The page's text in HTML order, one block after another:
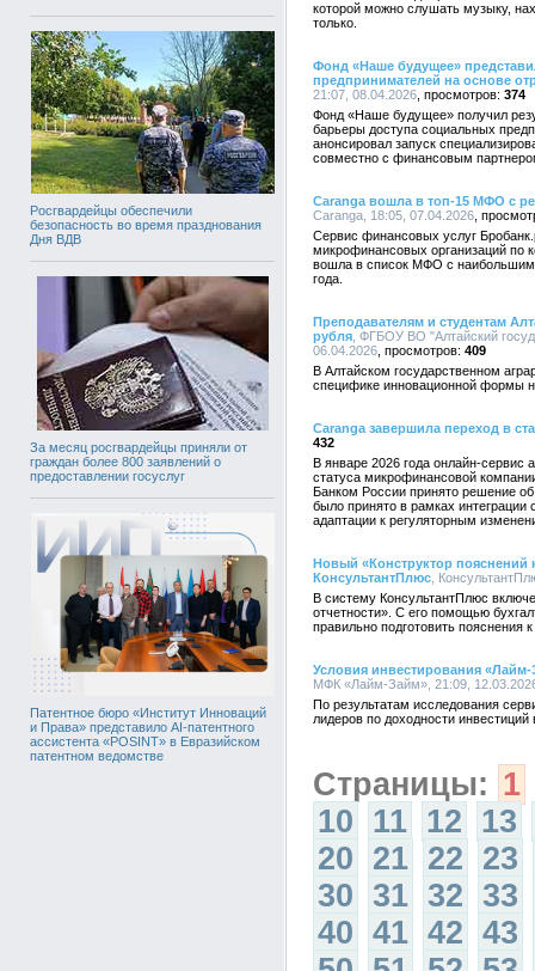
Росгвардейцы обеспечили
безопасность во время празднования
Дня ВДВ
За месяц росгвардейцы приняли от
граждан более 800 заявлений о
предоставлении госуслуг
Патентное бюро «Институт Инноваций
и Права» представило AI-патентного
ассистента «POSINT» в Евразийском
патентном ведомстве
которой можно слушать музыку,
только.
Фонд «Наше будущее»
предпринимателей на основе
21:07, 08.04.2026
374
Фонд «Наше будущее» получил
барьеры доступа социальных
анонсировал запуск
совместно с финансовым
Caranga вошла в топ-15 МФО с
Caranga, 18:05, 07.04.2026
Сервис финансовых услуг
микрофинансовых организаций по
вошла в список МФО с наибольшим
года.
Преподавателям и студентам
рубля , ФГБОУ ВО "Алтайский
06.04.2026
409
В Алтайском государственном
специфике инновационной формы
Caranga завершила переход в
432
В январе 2026 года онлайн-сервис
статуса микрофинансовой
Банком России принято решение
было принято в рамках
адаптации к регуляторным
Новый «Конструктор пояснений
КонсультантПлюс ,
В систему КонсультантПлюс
отчетности». С его помощью
правильно подготовить пояснения
Условия инвестирования
МФК «Лайм-Займ», 21:09,
По результатам исследования
лидеров по доходности инвестиций
Страницы: 1
10 11 12 13
20 21 22 23
30 31 32 33
40 41 42 43